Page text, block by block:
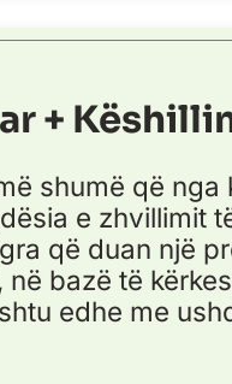
+
shumë që nga
e zhvillimit
që duan një
bazë të
edhe me